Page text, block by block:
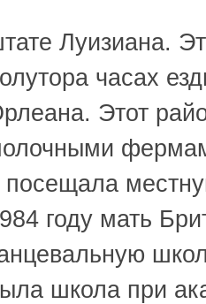
Луизиана.
часах
Этот
посещала
году мать
школа при